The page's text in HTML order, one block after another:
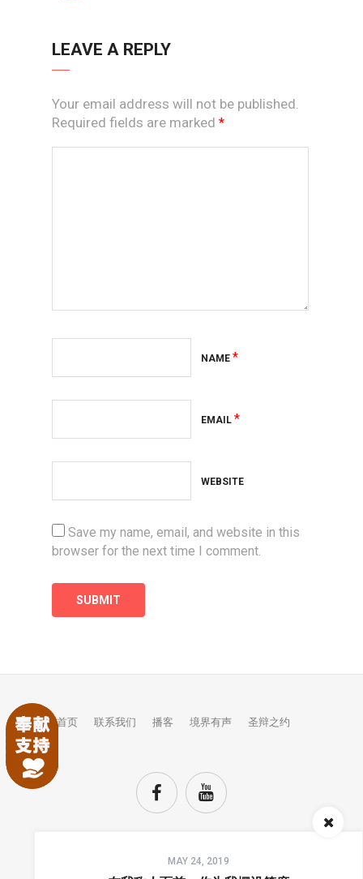
LEAVE A REPLY
Your email address will not be published.
Required fields are marked *
NAME *
EMAIL *
WEBSITE
Save my name, email, and website in this
browser for the next time I comment.
MAY 24, 2019
首页 联系我们 播客 境界有声 圣辩之约
TOP